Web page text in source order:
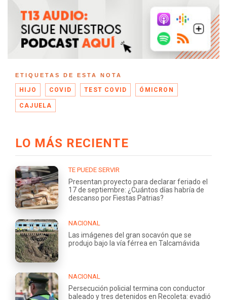
ETIQUETAS DE ESTA NOTA
HIJO COVID TEST COVID ÓMICRON
CAJUELA
LO MÁS RECIENTE
TE PUEDE SERVIR
Presentan proyecto para declarar feriado el
17 de septiembre: ¿Cuántos días habría de
descanso por Fiestas Patrias?
NACIONAL
Las imágenes del gran socavón que se
produjo bajo la vía férrea en Talcamávida
NACIONAL
Persecución policial termina con conductor
baleado y tres detenidos en Recoleta: evadió